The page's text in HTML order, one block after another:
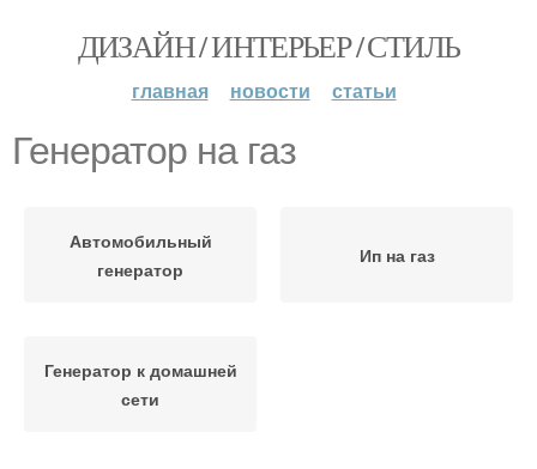
ДИЗАЙН / ИНТЕРЬЕР / СТИЛЬ
главная новости статьи
Генератор на газ
Автомобильный
генератор
Ип на газ
Генератор к домашней
сети